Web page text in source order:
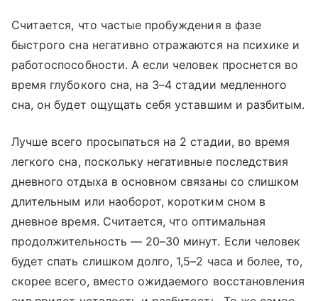
Считается, что частые пробуждения в фазе
быстрого сна негативно отражаются на психике и
работоспособности. А если человек проснется во
время глубокого сна, на 3–4 стадии медленного
сна, он будет ощущать себя уставшим и разбитым.
Лучше всего просыпаться на 2 стадии, во время
легкого сна, поскольку негативные последствия
дневного отдыха в основном связаны со слишком
длительным или наоборот, коротким сном в
дневное время. Считается, что оптимальная
продолжительность — 20–30 минут. Если человек
будет спать слишком долго, 1,5–2 часа и более, то,
скорее всего, вместо ожидаемого восстановления